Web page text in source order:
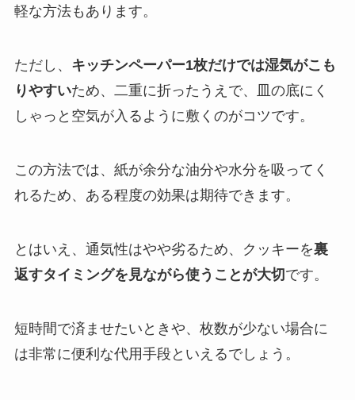
軽な方法もあります。
ただし、 キッチンペーパー1枚だけでは湿気がこも
りやすいため、二重に折ったうえで、皿の底にく
しゃっと空気が入るように敷くのがコツです。
この方法では、紙が余分な油分や水分を吸ってく
れるため、ある程度の効果は期待できます。
とはいえ、通気性はやや劣るため、クッキーを裏
返すタイミングを見ながら使うことが大切です。
短時間で済ませたいときや、枚数が少ない場合に
は非常に便利な代用手段といえるでしょう。